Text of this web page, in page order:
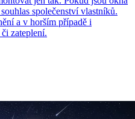
společenství vlastníků.
a v horším případě i
zateplení.